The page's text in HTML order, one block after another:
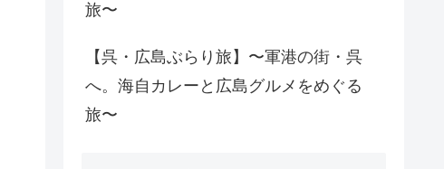
旅〜
【呉・広島ぶらり旅】〜軍港の街・呉
へ。海自カレーと広島グルメをめぐる
旅〜